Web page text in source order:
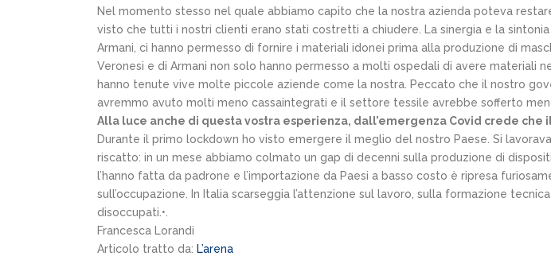
Nel momento stesso nel quale abbiamo capito che la nostra azienda poteva
visto che tutti i nostri clienti erano stati costretti a chiudere. La sinergia e la
Armani, ci hanno permesso di fornire i materiali idonei prima alla produzione di
Veronesi e di Armani non solo hanno permesso a molti ospedali di avere
hanno tenute vive molte piccole aziende come la nostra. Peccato che il nostro
avremmo avuto molti meno cassaintegrati e il settore tessile avrebbe sofferto
Alla luce anche di questa vostra esperienza, dall’emergenza Covid crede che
Durante il primo lockdown ho visto emergere il meglio del nostro Paese. Si
riscatto: in un mese abbiamo colmato un gap di decenni sulla produzione di
l’hanno fatta da padrone e l’importazione da Paesi a basso costo è ripresa
sull’occupazione. In Italia scarseggia l’attenzione sul lavoro, sulla formazione
disoccupati.•.
Francesca Lorandi
Articolo tratto da: L’arena